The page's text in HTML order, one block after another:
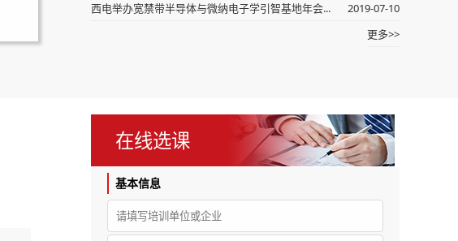
西电举办宽禁带半导体与微纳电子学引智基地年会...
2019-07-10
更多>>
在线选课
基本信息